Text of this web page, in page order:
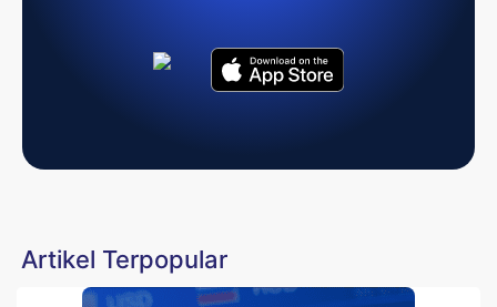
Artikel Terpopular